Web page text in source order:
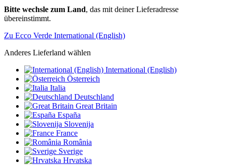
Bitte wechsle zum Land, das mit deiner Lieferadresse
übereinstimmt.
Zu Ecco Verde International (English)
Anderes Lieferland wählen
International (English)
Österreich
Italia
Deutschland
Great Britain
España
Slovenija
France
România
Sverige
Hrvatska